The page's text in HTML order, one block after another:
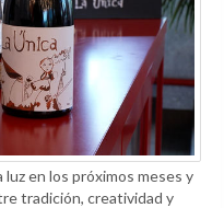
luz en los próximos meses y
tradición, creatividad y